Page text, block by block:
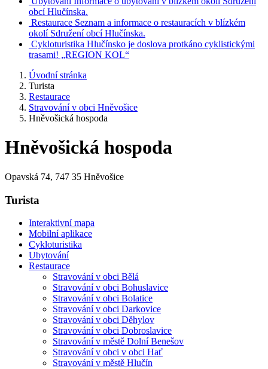
obcí Hlučínska.
Restaurace Seznam a informace o restauracích v blízkém
okolí Sdružení obcí Hlučínska.
Cykloturistika Hlučínsko je doslova protkáno cyklistickými
trasami! „REGION KOL“
Úvodní stránka
Turista
Restaurace
Stravování v obci Hněvošice
Hněvošická hospoda
Hněvošická hospoda
Opavská 74, 747 35 Hněvošice
Turista
Interaktivní mapa
Mobilní aplikace
Cykloturistika
Ubytování
Restaurace
Stravování v obci Bělá
Stravování v obci Bohuslavice
Stravování v obci Bolatice
Stravování v obci Darkovice
Stravování v obci Děhylov
Stravování v obci Dobroslavice
Stravování v městě Dolní Benešov
Stravování v obci v obci Hať
Stravování v městě Hlučín